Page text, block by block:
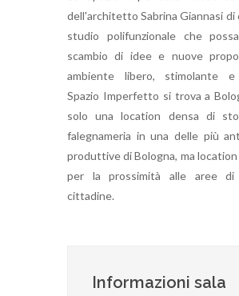
dell'architetto Sabrina Giannasi di
studio polifunzionale che
scambio di idee e nuove
ambiente libero, stimolante e
Spazio Imperfetto si trova a
solo una location densa di
falegnameria in una delle più
produttive di Bologna, ma
per la prossimità alle aree di
cittadine.
Informazioni sala